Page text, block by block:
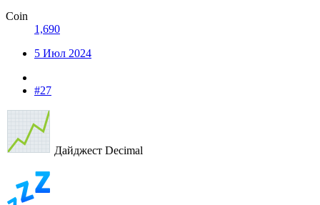
Coin
1,690
5 Июл 2024
#27
Дайджест Decimal